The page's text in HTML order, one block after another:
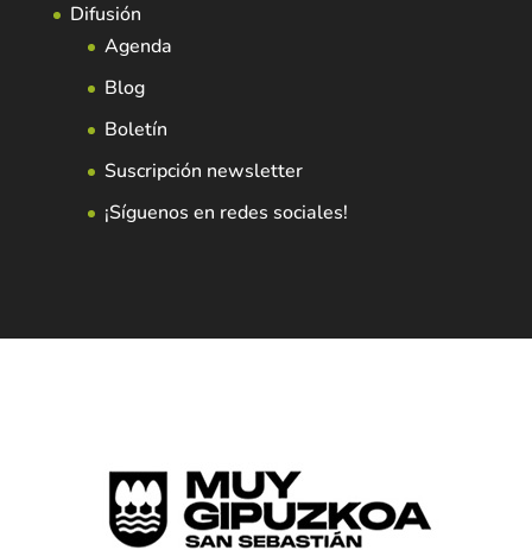
Difusión
Agenda
Blog
Boletín
Suscripción newsletter
¡Síguenos en redes sociales!